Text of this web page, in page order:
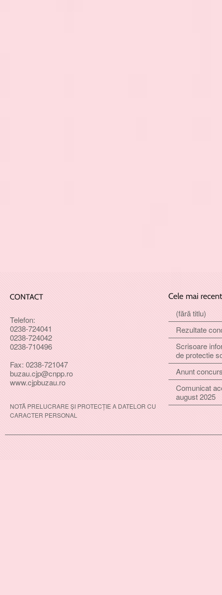
Telefon:
0238-724041
0238-724042
0238-710496
Fax: 0238-721047
buzau.cjp@cnpp.ro
www.cjpbuzau.ro
NOTĂ PRELUCRARE ȘI PROTECȚIE A DATELOR CU
CARACTER PERSONAL
(fără titlu)
Rezultate
Scrisoare
de protectie
Anunt
Comunicat
august 2025